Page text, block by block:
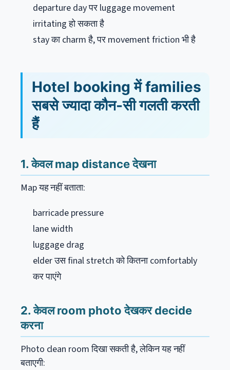
departure day पर luggage movement
irritating हो सकता है
stay का charm है, पर movement friction भी है
Hotel booking में families
सबसे ज्यादा कौन-सी गलती करती
हैं
1. केवल map distance देखना
Map यह नहीं बताता:
barricade pressure
lane width
luggage drag
elder उस final stretch को कितना comfortably
कर पाएंगे
2. केवल room photo देखकर decide
करना
Photo clean room दिखा सकती है, लेकिन यह नहीं
बताएगी: